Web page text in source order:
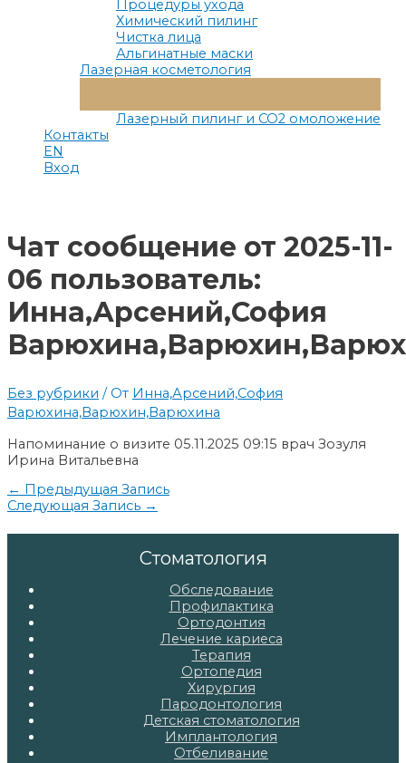
Процедуры ухода
Химический пилинг
Чистка лица
Альгинатные маски
Лазерная косметология
Меню
Лазерный пилинг и СО2 омоложение
Контакты
EN
Вход
Чат сообщение от 2025-11-
06 пользователь:
Инна,Арсений,София
Без рубрики / От Инна,Арсений,София
Варюхина,Варюхин,Варюхина
Напоминание о визите 05.11.2025 09:15 врач Зозуля
Ирина Витальевна
Навигация
по
← Предыдущая Запись
Следующая Запись →
Стоматология
Обследование
Профилактика
Ортодонтия
Лечение кариеса
Терапия
Ортопедия
Хирургия
Пародонтология
Детская стоматология
Имплантология
Отбеливание